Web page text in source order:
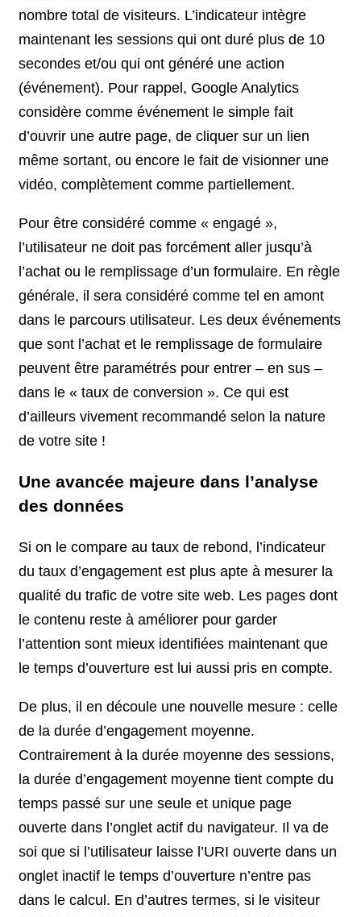
nombre total de visiteurs. L’indicateur intègre
maintenant les sessions qui ont duré plus de 10
secondes et/ou qui ont généré une action
(événement). Pour rappel, Google Analytics
considère comme événement le simple fait
d’ouvrir une autre page, de cliquer sur un lien
même sortant, ou encore le fait de visionner une
vidéo, complètement comme partiellement.
Pour être considéré comme « engagé »,
l’utilisateur ne doit pas forcément aller jusqu’à
l’achat ou le remplissage d’un formulaire. En règle
générale, il sera considéré comme tel en amont
dans le parcours utilisateur. Les deux événements
que sont l’achat et le remplissage de formulaire
peuvent être paramétrés pour entrer – en sus –
dans le « taux de conversion ». Ce qui est
d’ailleurs vivement recommandé selon la nature
de votre site !
Une avancée majeure dans l’analyse
des données
Si on le compare au taux de rebond, l’indicateur
du taux d’engagement est plus apte à mesurer la
qualité du trafic de votre site web. Les pages dont
le contenu reste à améliorer pour garder
l’attention sont mieux identifiées maintenant que
le temps d’ouverture est lui aussi pris en compte.
De plus, il en découle une nouvelle mesure : celle
de la durée d’engagement moyenne.
Contrairement à la durée moyenne des sessions,
la durée d’engagement moyenne tient compte du
temps passé sur une seule et unique page
ouverte dans l’onglet actif du navigateur. Il va de
soi que si l’utilisateur laisse l’URI ouverte dans un
onglet inactif le temps d’ouverture n’entre pas
dans le calcul. En d’autres termes, si le visiteur